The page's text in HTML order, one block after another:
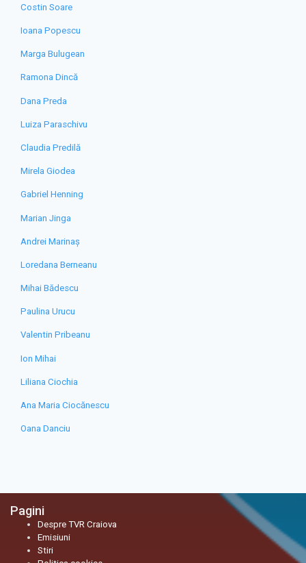
Costin Soare
Ioana Popescu
Marga Bulugean
Ramona Dincă
Dana Preda
Luiza Paraschivu
Claudia Predilă
Mirela Giodea
Gabriel Henning
Marian Jinga
Andrei Marinaș
Loredana Berneanu
Mihai Bădescu
Paulina Urucu
Valentin Pribeanu
Ion Mihai
Liliana Ciochia
Ana Maria Ciocănescu
Oana Danciu
Pagini
Despre TVR Craiova
Emisiuni
Stiri